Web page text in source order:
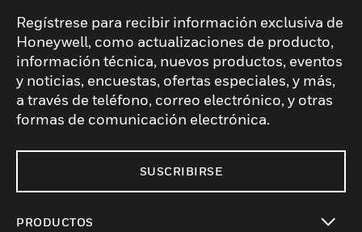
Regístrese para recibir información exclusiva de
Honeywell, como actualizaciones de producto,
información técnica, nuevos productos, eventos
y noticias, encuestas, ofertas especiales, y más,
a través de teléfono, correo electrónico, y otras
formas de comunicación electrónica.
SUSCRIBIRSE
PRODUCTOS